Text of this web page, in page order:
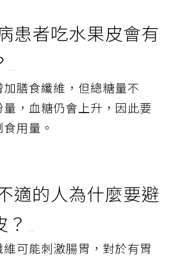
患者吃水果皮會有
膳食纖維，但總糖量不
，血糖仍會上升，因此要
用量。
適的人為什麼要避
可能刺激腸胃，對於有胃